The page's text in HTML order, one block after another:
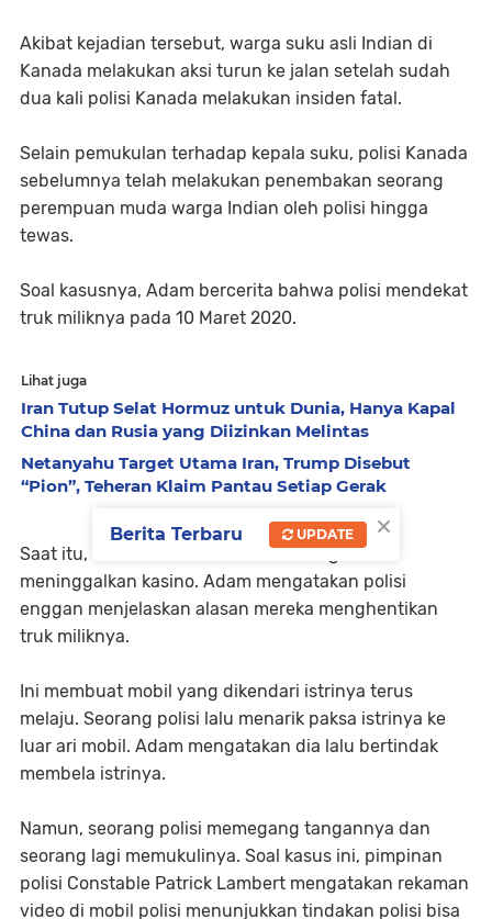
Akibat kejadian tersebut, warga suku asli Indian di
Kanada melakukan aksi turun ke jalan setelah sudah
dua kali polisi Kanada melakukan insiden fatal.
Selain pemukulan terhadap kepala suku, polisi Kanada
sebelumnya telah melakukan penembakan seorang
perempuan muda warga Indian oleh polisi hingga
tewas.
Soal kasusnya, Adam bercerita bahwa polisi mendekat
truk miliknya pada 10 Maret 2020.
Lihat juga
Iran Tutup Selat Hormuz untuk Dunia, Hanya Kapal
China dan Rusia yang Diizinkan Melintas
Netanyahu Target Utama Iran, Trump Disebut
“Pion”, Teheran Klaim Pantau Setiap Gerak
Saat itu, dia dan istri baru akan berangkat
meninggalkan kasino. Adam mengatakan polisi
enggan menjelaskan alasan mereka menghentikan
truk miliknya.
Ini membuat mobil yang dikendari istrinya terus
melaju. Seorang polisi lalu menarik paksa istrinya ke
luar ari mobil. Adam mengatakan dia lalu bertindak
membela istrinya.
Namun, seorang polisi memegang tangannya dan
seorang lagi memukulinya. Soal kasus ini, pimpinan
polisi Constable Patrick Lambert mengatakan rekaman
video di mobil polisi menunjukkan tindakan polisi bisa
×
Berita Terbaru UPDATE